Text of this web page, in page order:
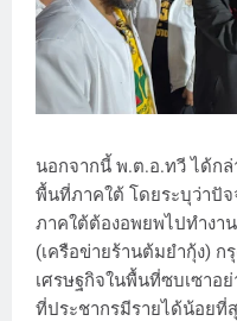
นอกจากนี้ พ.ต.อ.ทวี ได้ก
พื้นที่ภาคใต้ โดยระบุว่าปั
ภาคใต้ต้องอพยพไปทำงา
(เครือข่ายร้านต้มยำกุ้ง) ก
เศรษฐกิจในพื้นที่ซบเซาอ
ที่ประชากรมีรายได้น้อยที่